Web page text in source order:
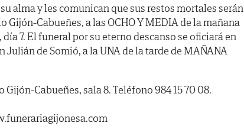
alma y les comunican que sus restos mortales serán
Gijón-Cabueñes, a las OCHO Y MEDIA de la mañana
día 7. El funeral por su eterno descanso se oficiará en
Julián de Somió, a la UNA de la tarde de MAÑANA
Cabueñes, sala 8. Teléfono 984 15 70 08.